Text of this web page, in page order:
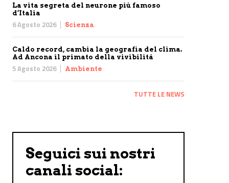
La vita segreta del neurone più famoso
d’Italia
6 Agosto 2026 Scienza
Caldo record, cambia la geografia del clima.
Ad Ancona il primato della vivibilità
5 Agosto 2026 Ambiente
TUTTE LE NEWS
Seguici sui nostri
canali social: